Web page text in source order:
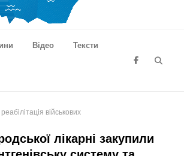
Відео Тексти
реабілітація військових
лікарні закупили